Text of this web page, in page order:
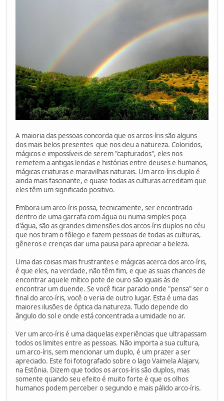
A maioria das pessoas concorda que os arcos-íris são alguns
dos mais belos presentes que nos deu a natureza. Coloridos,
mágicos e impossíveis de serem "capturados", eles nos
remetem a antigas lendas e histórias entre deuses e humanos,
mágicas criaturas e maravilhas naturais. Um arco-íris duplo é
ainda mais fascinante, e quase todas as culturas acreditam que
eles têm um significado positivo.
Embora um arco-íris possa, tecnicamente, ser encontrado
dentro de uma garrafa com água ou numa simples poça
d'água, são as grandes dimensões dos arcos-íris duplos no céu
que nos tiram o fôlego e fazem pessoas de todas as culturas,
gêneros e crenças dar uma pausa para apreciar a beleza.
Uma das coisas mais frustrantes e mágicas acerca dos arco-íris,
é que eles, na verdade, não têm fim, e que as suas chances de
encontrar aquele mítico pote de ouro são iguais às de
encontrar um duende. Se você ficar parado onde "pensa" ser o
final do arco-íris, você o veria de outro lugar. Esta é uma das
maiores ilusões de óptica da natureza. Tudo depende do
ângulo do sol e onde está concentrada a umidade no ar.
Ver um arco-íris é uma daquelas experiências que ultrapassam
todos os limites entre as pessoas. Não importa a sua cultura,
um arco-íris, sem mencionar um duplo, é um prazer a ser
apreciado. Este foi fotografado sobre o lago Vaimela Alajarv,
na Estônia. Dizem que todos os arcos-íris são duplos, mas
somente quando seu efeito é muito forte é que os olhos
humanos podem perceber o segundo e mais pálido arco-íris.